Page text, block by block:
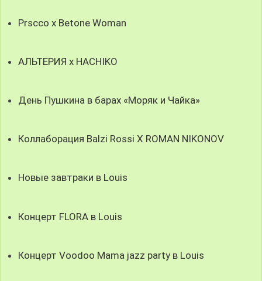
Prscco x Betone Woman
АЛЬТЕРИЯ х HACHIKO
День Пушкина в барах «Моряк и Чайка»
Коллаборация Balzi Rossi X ROMAN NIKONOV
Новые завтраки в Louis
Концерт FLORA в Louis
Концерт Voodoo Mama jazz party в Louis